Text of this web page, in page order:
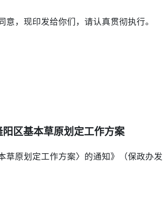
意，现印发给你们，请认真贯彻执行。
阳区基本草原划定工作方案
草原划定工作方案〉的通知》（保政办